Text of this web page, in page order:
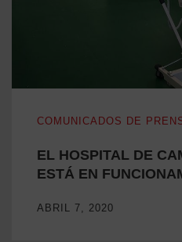
COMUNICADOS DE
EL HOSPITAL DE
ESTÁ EN
ABRIL 7, 2020